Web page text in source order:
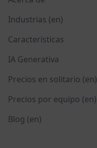
Industrias (en)
Características
IA Generativa
Precios en solitario (en)
Precios por equipo (en)
Blog (en)